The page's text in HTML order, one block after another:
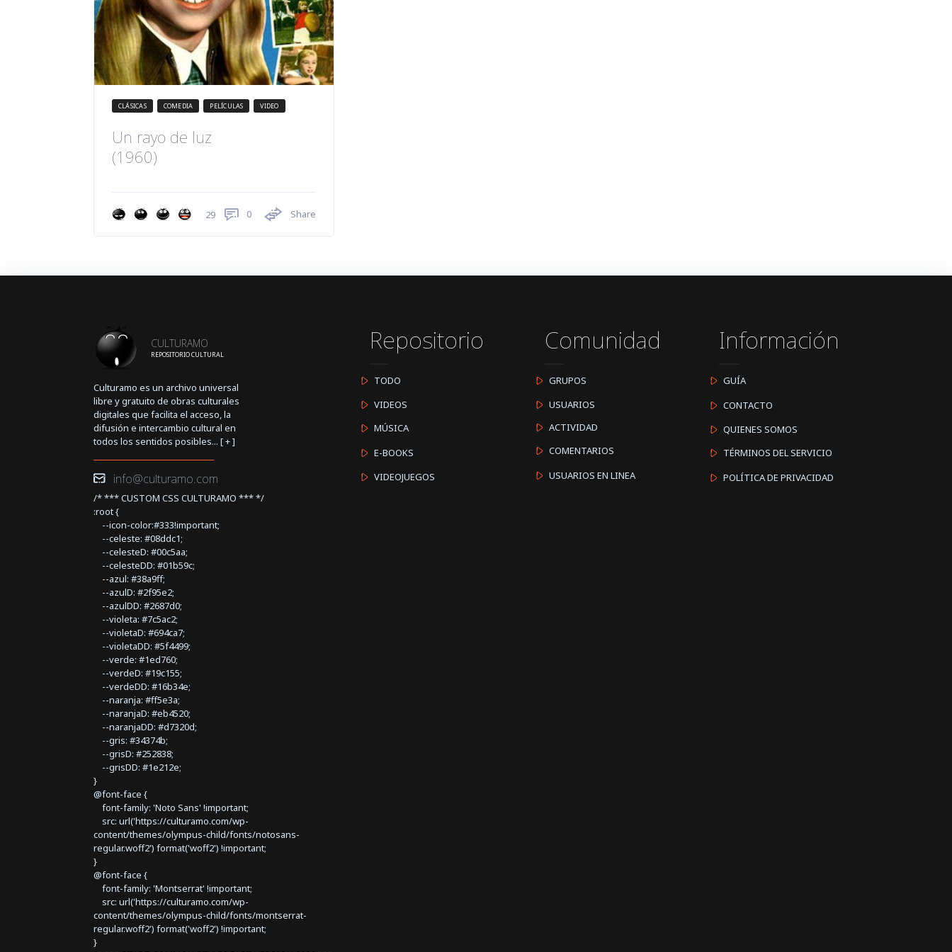
CLÁSICAS COMEDIA PELÍCULAS VIDEO
Un rayo de luz
(1960)
29 0 Share
CULTURAMO
REPOSITORIO CULTURAL
Culturamo es un archivo universal
libre y gratuito de obras culturales
digitales que facilita el acceso, la
difusión e intercambio cultural en
todos los sentidos posibles... [+]
info@culturamo.com
/* *** CUSTOM CSS CULTURAMO *** */
:root {
--icon-color:#333!important;
--celeste: #08ddc1;
--celesteD: #00c5aa;
--celesteDD: #01b59c;
--azul: #38a9ff;
--azulD: #2f95e2;
--azulDD: #2687d0;
--violeta: #7c5ac2;
--violetaD: #694ca7;
--violetaDD: #5f4499;
--verde: #1ed760;
--verdeD: #19c155;
--verdeDD: #16b34e;
--naranja: #ff5e3a;
--naranjaD: #eb4520;
--naranjaDD: #d7320d;
--gris: #34374b;
--grisD: #252838;
--grisDD: #1e212e;
}
@font-face {
font-family: 'Noto Sans' !important;
src: url('https://culturamo.com/wp-
content/themes/olympus-child/fonts/notosans-
regular.woff2') format('woff2') !important;
}
@font-face {
font-family: 'Montserrat' !important;
src: url('https://culturamo.com/wp-
content/themes/olympus-child/fonts/montserrat-
regular.woff2') format('woff2') !important;
}
Repositorio
TODO
VIDEOS
MÚSICA
E-BOOKS
VIDEOJUEGOS
Comunidad
GRUPOS
USUARIOS
ACTIVIDAD
COMENTARIOS
USUARIOS EN LINEA
Información
GUÍA
CONTACTO
QUIENES SOMOS
TÉRMINOS DEL SERVICIO
POLÍTICA DE PRIVACIDAD